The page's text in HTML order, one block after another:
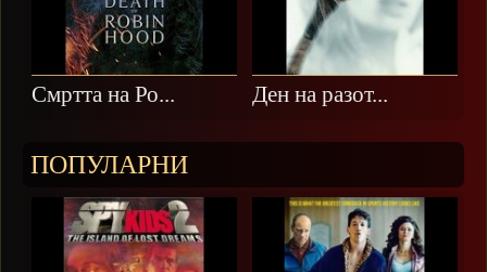
Смртта на Ро... Ден на разот...
ПОПУЛАРНИ